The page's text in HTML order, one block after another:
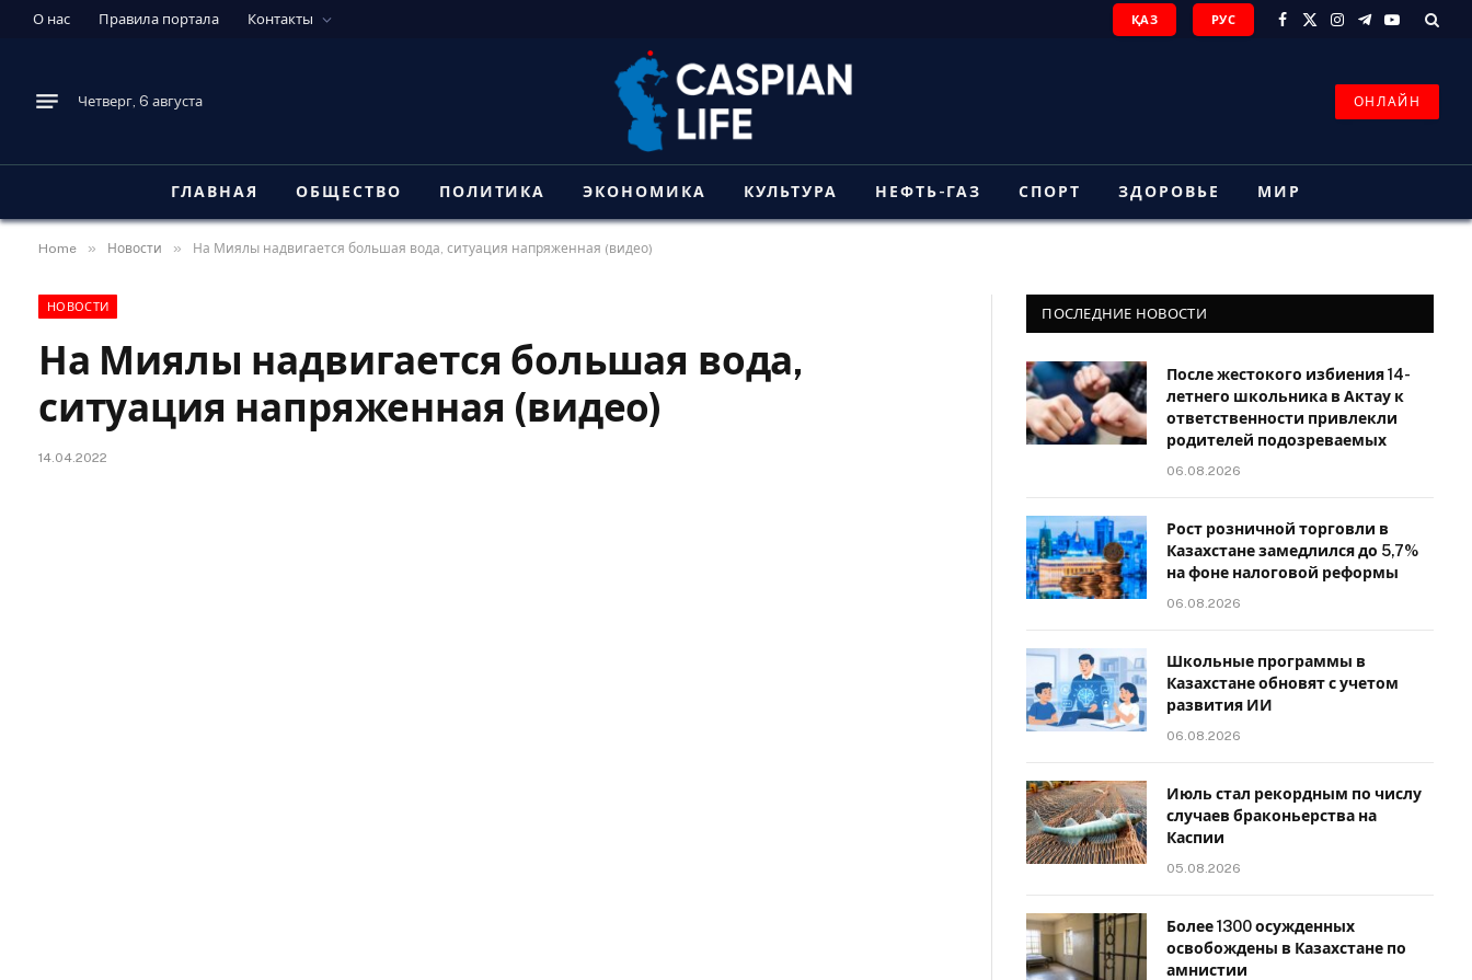
О нас Правила портала Контакты ҚАЗ РУС
Facebook
X
Instagram
Telegram
YouTube
Четверг, 6 августа ОНЛАЙН
ГЛАВНАЯ ОБЩЕСТВО ПОЛИТИКА ЭКОНОМИКА КУЛЬТУРА НЕФТЬ-ГАЗ СПОРТ ЗДОРОВЬЕ МИР
Home » Новости » На Миялы надвигается большая вода, ситуация напряженная (видео)
НОВОСТИ
На Миялы надвигается большая вода,
ситуация напряженная (видео)
14.04.2022
ПОСЛЕДНИЕ НОВОСТИ
После жестокого избиения 14-
летнего школьника в Актау к
ответственности привлекли
родителей подозреваемых
06.08.2026
Рост розничной торговли в
Казахстане замедлился до 5,7%
на фоне налоговой реформы
06.08.2026
Школьные программы в
Казахстане обновят с учетом
развития ИИ
06.08.2026
Июль стал рекордным по числу
случаев браконьерства на
Каспии
05.08.2026
Более 1300 осужденных
освобождены в Казахстане по
амнистии